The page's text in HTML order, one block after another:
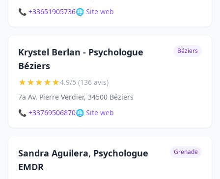
📞 +33651905736🌐 Site web
Krystel Berlan - Psychologue
Béziers
Béziers
★★★★★4.9/5 (136 avis)
7a Av. Pierre Verdier, 34500 Béziers
📞 +33769506870🌐 Site web
Sandra Aguilera, Psychologue
EMDR
Grenade